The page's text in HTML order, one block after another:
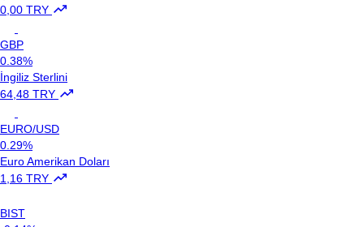
0,00 TRY
GBP
0.38%
İngiliz Sterlini
64,48 TRY
EURO/USD
0.29%
Euro Amerikan Doları
1,16 TRY
BIST